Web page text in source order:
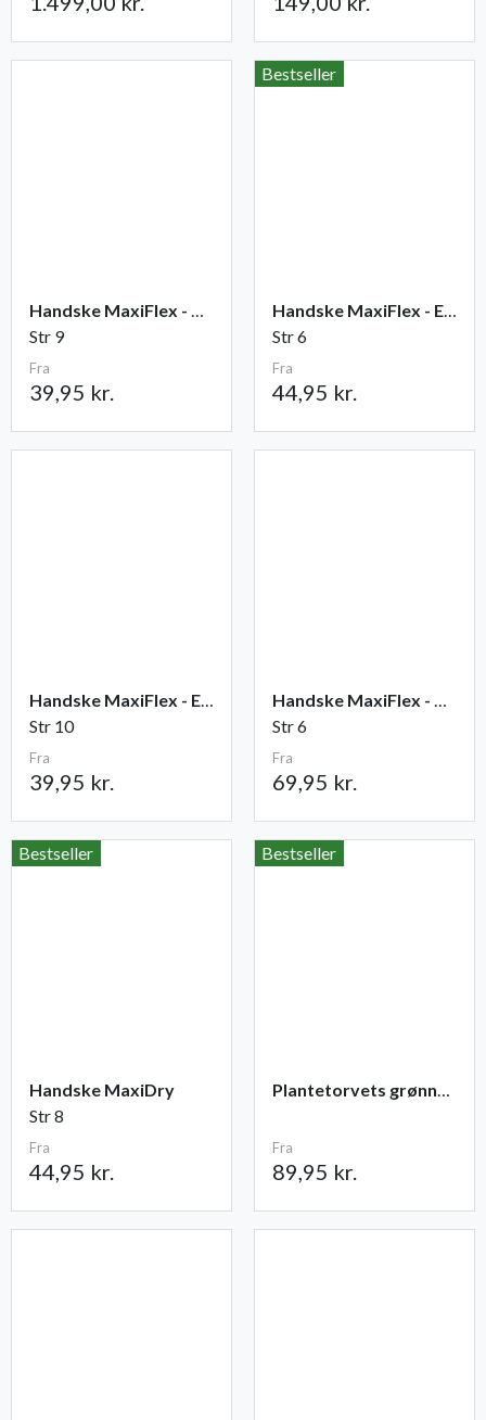
Handske MaxiFlex - Ultimate
Str 9
Fra
39,95 kr.
Bestseller
Handske MaxiFlex - Endurance
Str 6
Fra
44,95 kr.
Handske MaxiFlex - Elite
Str 10
Fra
39,95 kr.
Handske MaxiFlex - Cut
Str 6
Fra
69,95 kr.
Bestseller
Handske MaxiDry
Str 8
Fra
44,95 kr.
Bestseller
Plantetorvets grønne vandingspose 75 liter
Fra
89,95 kr.